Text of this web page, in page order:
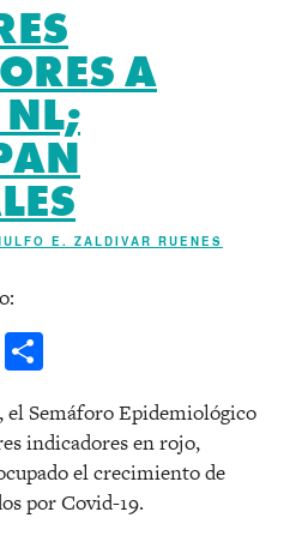
A
NL;
E. ZALDIVAR RUENES
Email
el Semáforo Epidemiológico
indicadores en rojo,
el crecimiento de
por Covid-19.